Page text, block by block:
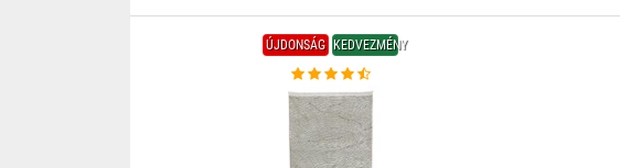
ÚJDONSÁG KEDVEZMÉNY